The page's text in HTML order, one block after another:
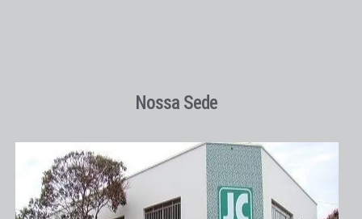
Nossa Sede